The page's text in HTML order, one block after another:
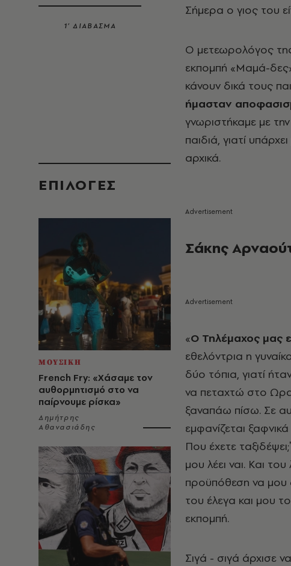
1’ ΔΙΑΒΑΣΜΑ
EΠΙΛΟΓΈΣ
ΜΟΥΣΙΚΗ
French Fry: «Χάσαμε τον
αυθορμητισμό στο να
παίρνουμε ρίσκα»
Δημήτρης
Αθανασιάδης
Σήμερα ο γιος του
Ο μετεωρολόγος
εκπομπή «Μαμά-
κάνουν δικά τους
ήμασταν
γνωριστήκαμε με
παιδιά, γιατί
αρχικά.
Σάκης
«Ο Τηλέμαχος μας
εθελόντρια η
δύο τόπια, γιατί
να πεταχτώ στο
ξαναπάω πίσω. Σε
εμφανίζεται
Που έχετε
μου λέει ναι. Και
προϋπόθεση να μου
του έλεγα και μου
εκπομπή.
Σιγά - σιγά άρχισε